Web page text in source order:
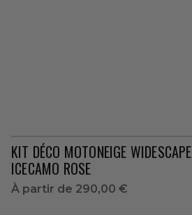
KIT DÉCO MOTONEIGE WIDESCAPE
ICECAMO ROSE
À partir de 290,00 €